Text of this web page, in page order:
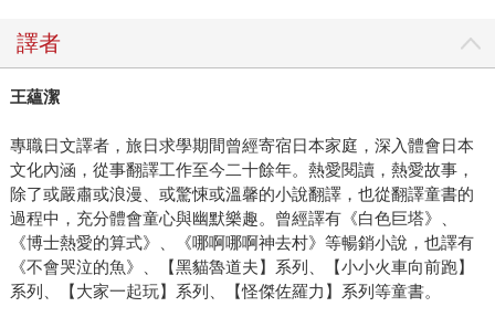
譯者
王蘊潔
專職日文譯者，旅日求學期間曾經寄宿日本家庭，深入體會日本
文化內涵，從事翻譯工作至今二十餘年。熱愛閱讀，熱愛故事，
除了或嚴肅或浪漫、或驚悚或溫馨的小說翻譯，也從翻譯童書的
過程中，充分體會童心與幽默樂趣。曾經譯有《白色巨塔》、
《博士熱愛的算式》、《哪啊哪啊神去村》等暢銷小說，也譯有
《不會哭泣的魚》、【黑貓魯道夫】系列、【小小火車向前跑】
系列、【大家一起玩】系列、【怪傑佐羅力】系列等童書。